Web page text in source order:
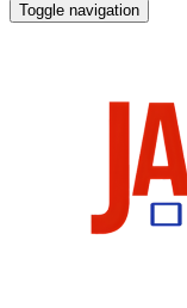
Toggle navigation